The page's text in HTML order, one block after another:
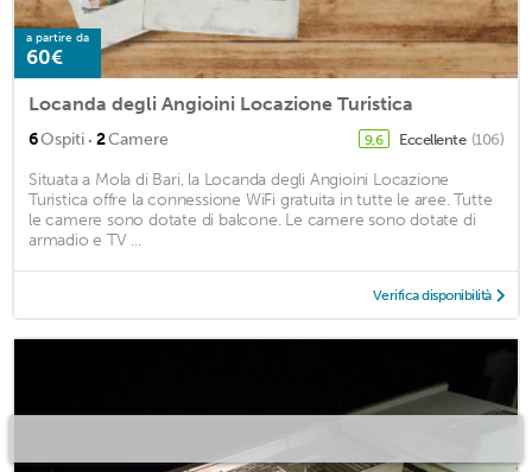
a partire da
60€
Locanda degli Angioini Locazione Turistica
6Ospiti · 2Camere 9,6 Eccellente (106)
Situata a Mola di Bari, la Locanda degli Angioini Locazione
Turistica offre la connessione WiFi gratuita in tutte le aree. Tutte
le camere sono dotate di balcone. Le camere sono dotate di
armadio e TV ...
Verifica disponibilità